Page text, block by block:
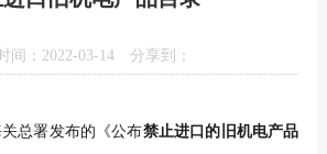
间：2022-03-14 分享到：
总署发布的《公布禁止进口的旧机电产品